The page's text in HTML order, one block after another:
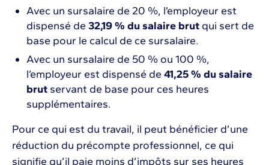
Avec un sursalaire de 20 %, l’employeur est
dispensé de 32,19 % du salaire brut qui sert de
base pour le calcul de ce sursalaire.
Avec un sursalaire de 50 % ou 100 %,
l’employeur est dispensé de 41,25 % du salaire
brut servant de base pour ces heures
supplémentaires.
Pour ce qui est du travail, il peut bénéficier d’une
réduction du précompte professionnel, ce qui
signifie qu’il paie moins d’impôts sur ses heures